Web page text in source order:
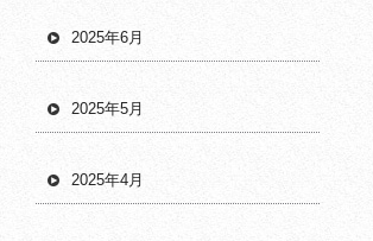
2025年6月
2025年5月
2025年4月